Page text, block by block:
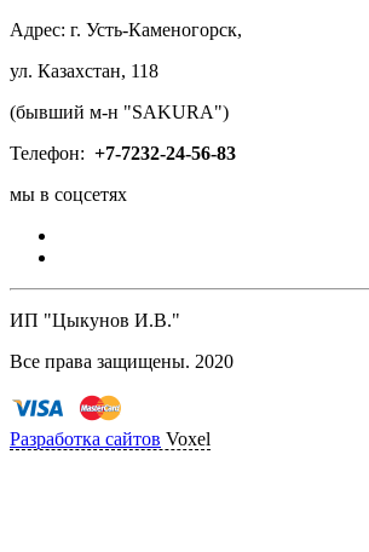
Адрес: г. Усть-Каменогорск,
ул. Казахстан, 118
(бывший м-н "SAKURA")
Телефон: +7-7232-24-56-83
мы в соцсетях
ИП "Цыкунов И.В."
Все права защищены. 2020
Разработка сайтов Voxel